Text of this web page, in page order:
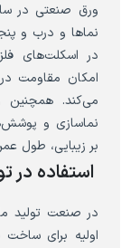
ورق صنعتی در
نماها و درب و
در اسکلت‌های
امکان مقاومت در
می‌کند. همچنین
نماسازی و
بر زیبایی، طول
استفاده در
در صنعت تولید
اولیه برای